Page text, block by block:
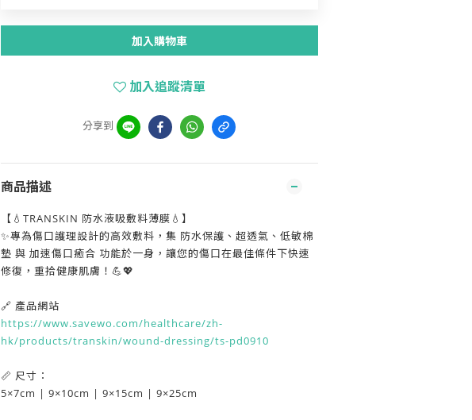
加入購物車
加入追蹤清單
分享到
商品描述
【💧TRANSKIN 防水液吸敷料薄膜💧】
✨專為傷口護理設計的高效敷料，集 防水保護、超透氣、低敏棉
墊 與 加速傷口癒合 功能於一身，讓您的傷口在最佳條件下快速
修復，重拾健康肌膚！💪💖
🔗 產品網站
https://www.savewo.com/healthcare/zh-
hk/products/transkin/wound-dressing/ts-pd0910
📏 尺寸：
5×7cm | 9×10cm | 9×15cm | 9×25cm